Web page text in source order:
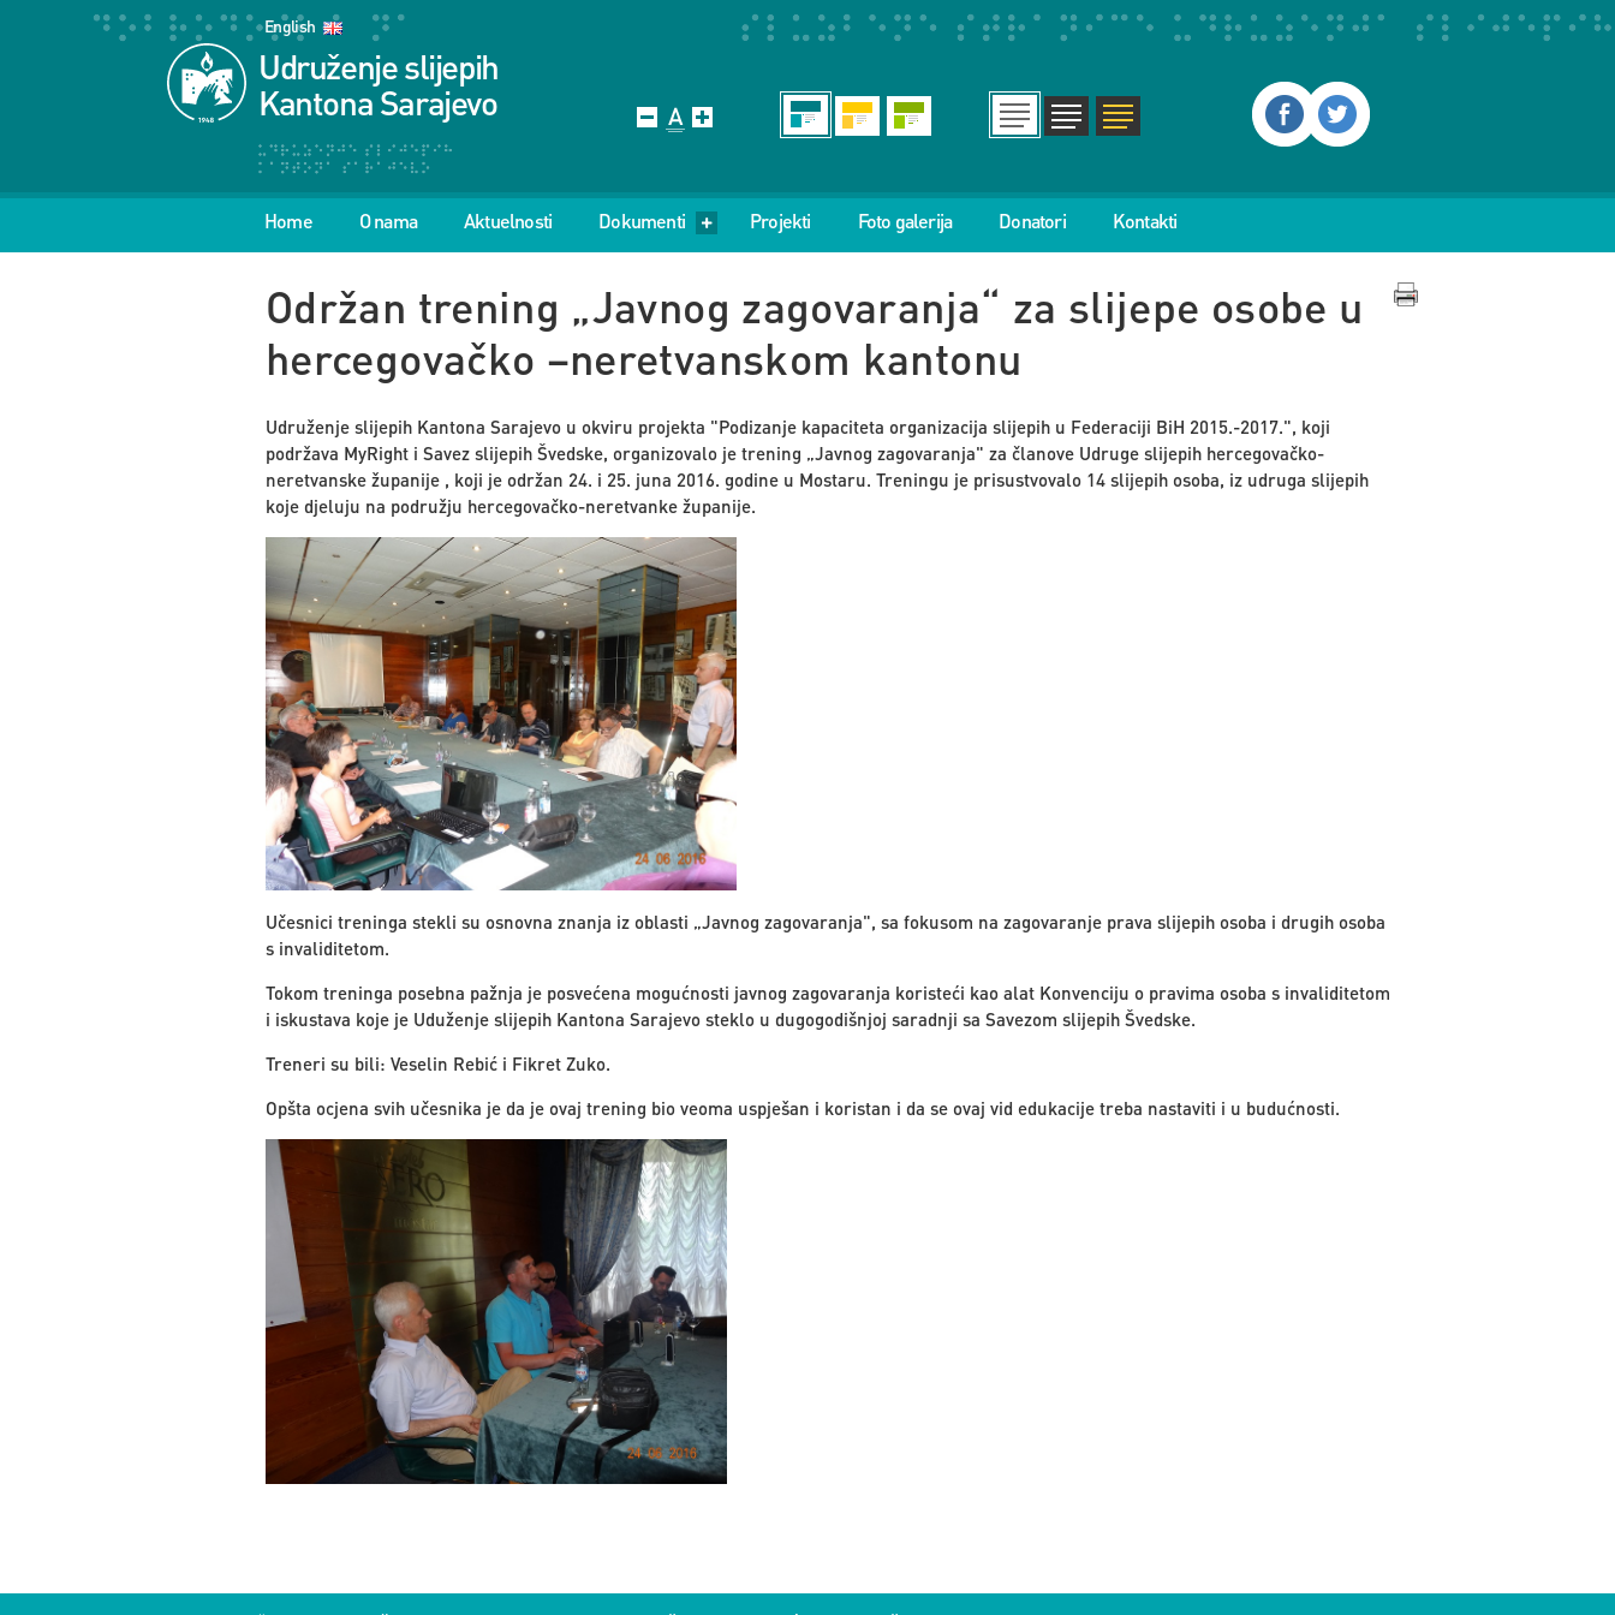
English
Udruženje slijepih
Kantona Sarajevo
Home O nama Aktuelnosti Dokumenti Projekti Foto galerija Donatori Kontakti
Održan trening „Javnog zagovaranja“ za slijepe osobe u
hercegovačko –neretvanskom kantonu
Udruženje slijepih Kantona Sarajevo u okviru projekta "Podizanje kapaciteta organizacija slijepih u Federaciji BiH 2015.-2017.", koji
podržava MyRight i Savez slijepih Švedske, organizovalo je trening „Javnog zagovaranja" za članove Udruge slijepih hercegovačko-
neretvanske županije , koji je održan 24. i 25. juna 2016. godine u Mostaru. Treningu je prisustvovalo 14 slijepih osoba, iz udruga slijepih
koje djeluju na podružju hercegovačko-neretvanke županije.
Učesnici treninga stekli su osnovna znanja iz oblasti „Javnog zagovaranja", sa fokusom na zagovaranje prava slijepih osoba i drugih osoba
s invaliditetom.
Tokom treninga posebna pažnja je posvećena mogućnosti javnog zagovaranja koristeći kao alat Konvenciju o pravima osoba s invaliditetom
i iskustava koje je Uduženje slijepih Kantona Sarajevo steklo u dugogodišnjoj saradnji sa Savezom slijepih Švedske.
Treneri su bili: Veselin Rebić i Fikret Zuko.
Opšta ocjena svih učesnika je da je ovaj trening bio veoma uspješan i koristan i da se ovaj vid edukacije treba nastaviti i u budućnosti.